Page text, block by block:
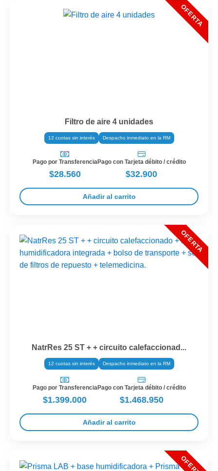
Filtro de aire 4 unidades
12 cuotas sin interés Despacho inmediato en la RM
Pago por Transferencia
$28.560
Pago con Tarjeta débito / crédito
$32.900
Añadir al carrito
NatrRes 25 ST + + circuito calefaccionad...
12 cuotas sin interés Despacho inmediato en la RM
Pago por Transferencia
$1.399.000
Pago con Tarjeta débito / crédito
$1.468.950
Añadir al carrito